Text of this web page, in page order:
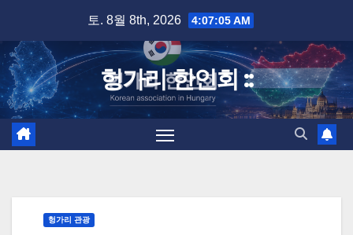
content
토. 8월 8th, 2026 4:07:06 AM
헝가리 한인회 ::
헝가리 관광